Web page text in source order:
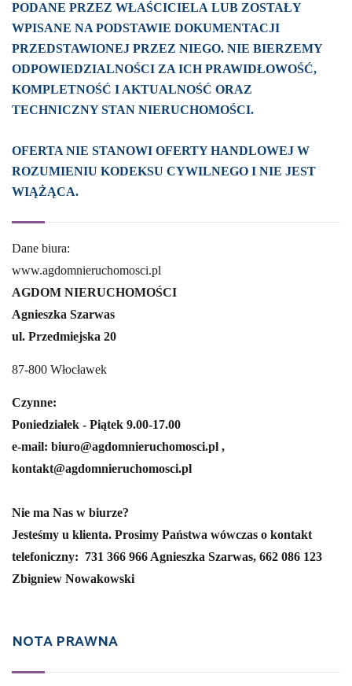
PODANE PRZEZ WŁAŚCICIELA LUB ZOSTAŁY
WPISANE NA PODSTAWIE DOKUMENTACJI
PRZEDSTAWIONEJ PRZEZ NIEGO. NIE BIERZEMY
ODPOWIEDZIALNOŚCI ZA ICH PRAWIDŁOWOŚĆ,
KOMPLETNOŚĆ I AKTUALNOŚĆ ORAZ
TECHNICZNY STAN NIERUCHOMOŚCI.
OFERTA NIE STANOWI OFERTY HANDLOWEJ W
ROZUMIENIU KODEKSU CYWILNEGO I NIE JEST
WIĄŻĄCA.
Dane biura:
www.agdomnieruchomosci.pl
AGDOM NIERUCHOMOŚCI
Agnieszka Szarwas
ul. Przedmiejska 20
87-800 Włocławek
Czynne:
Poniedziałek - Piątek 9.00-17.00
e-mail: biuro@agdomnieruchomosci.pl ,
kontakt@agdomnieruchomosci.pl
Nie ma Nas w biurze?
Jesteśmy u klienta. Prosimy Państwa wówczas o kontakt
telefoniczny: 731 366 966 Agnieszka Szarwas, 662 086 123
Zbigniew Nowakowski
NOTA PRAWNA